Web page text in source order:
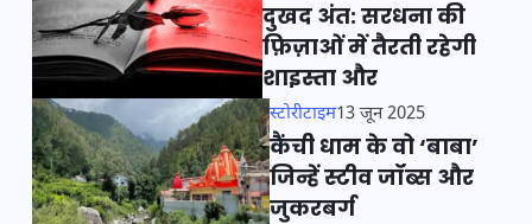
दुखद अंत: सरधना की
फ़िज़ाओं में तैरती रहेगी
शाइस्ता और
स्टोरीटाइम13 जून 2025
कैंची धाम के वो ‘बाबा’
जिन्हें स्टीव जॉब्स और
जुकरबर्ग